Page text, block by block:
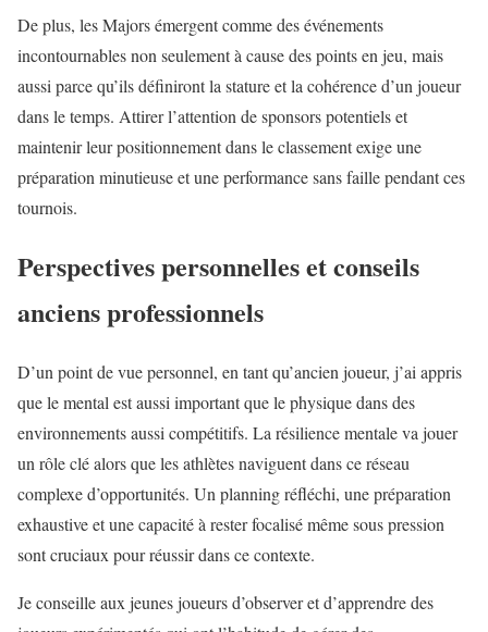
De plus, les Majors émergent comme des événements
incontournables non seulement à cause des points en jeu, mais
aussi parce qu’ils définiront la stature et la cohérence d’un joueur
dans le temps. Attirer l’attention de sponsors potentiels et
maintenir leur positionnement dans le classement exige une
préparation minutieuse et une performance sans faille pendant ces
tournois.
Perspectives personnelles et conseils
anciens professionnels
D’un point de vue personnel, en tant qu’ancien joueur, j’ai appris
que le mental est aussi important que le physique dans des
environnements aussi compétitifs. La résilience mentale va jouer
un rôle clé alors que les athlètes naviguent dans ce réseau
complexe d’opportunités. Un planning réfléchi, une préparation
exhaustive et une capacité à rester focalisé même sous pression
sont cruciaux pour réussir dans ce contexte.
Je conseille aux jeunes joueurs d’observer et d’apprendre des